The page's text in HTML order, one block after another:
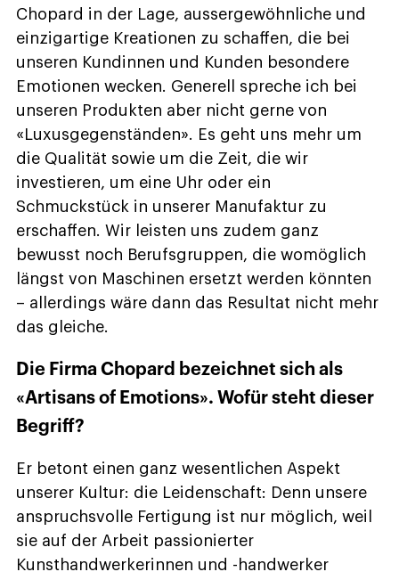
Chopard in der Lage, aussergewöhnliche und
einzigartige Kreationen zu schaffen, die bei
unseren Kundinnen und Kunden besondere
Emotionen wecken. Generell spreche ich bei
unseren Produkten aber nicht gerne von
«Luxusgegenständen». Es geht uns mehr um
die Qualität sowie um die Zeit, die wir
investieren, um eine Uhr oder ein
Schmuckstück in unserer Manufaktur zu
erschaffen. Wir leisten uns zudem ganz
bewusst noch Berufsgruppen, die womöglich
längst von Maschinen ersetzt werden könnten
– allerdings wäre dann das Resultat nicht mehr
das gleiche.
Die Firma Chopard bezeichnet sich als
«Artisans of Emotions». Wofür steht dieser
Begriff?
Er betont einen ganz wesentlichen Aspekt
unserer Kultur: die Leidenschaft: Denn unsere
anspruchsvolle Fertigung ist nur möglich, weil
sie auf der Arbeit passionierter
Kunsthandwerkerinnen und -handwerker